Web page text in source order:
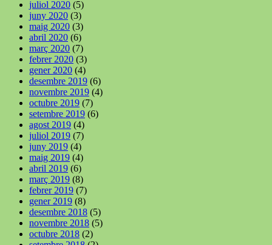
juliol 2020 (5)
juny 2020 (3)
maig 2020 (3)
abril 2020 (6)
març 2020 (7)
febrer 2020 (3)
gener 2020 (4)
desembre 2019 (6)
novembre 2019 (4)
octubre 2019 (7)
setembre 2019 (6)
agost 2019 (4)
juliol 2019 (7)
juny 2019 (4)
maig 2019 (4)
abril 2019 (6)
març 2019 (8)
febrer 2019 (7)
gener 2019 (8)
desembre 2018 (5)
novembre 2018 (5)
octubre 2018 (2)